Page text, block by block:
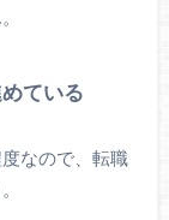
ている
なので、転職